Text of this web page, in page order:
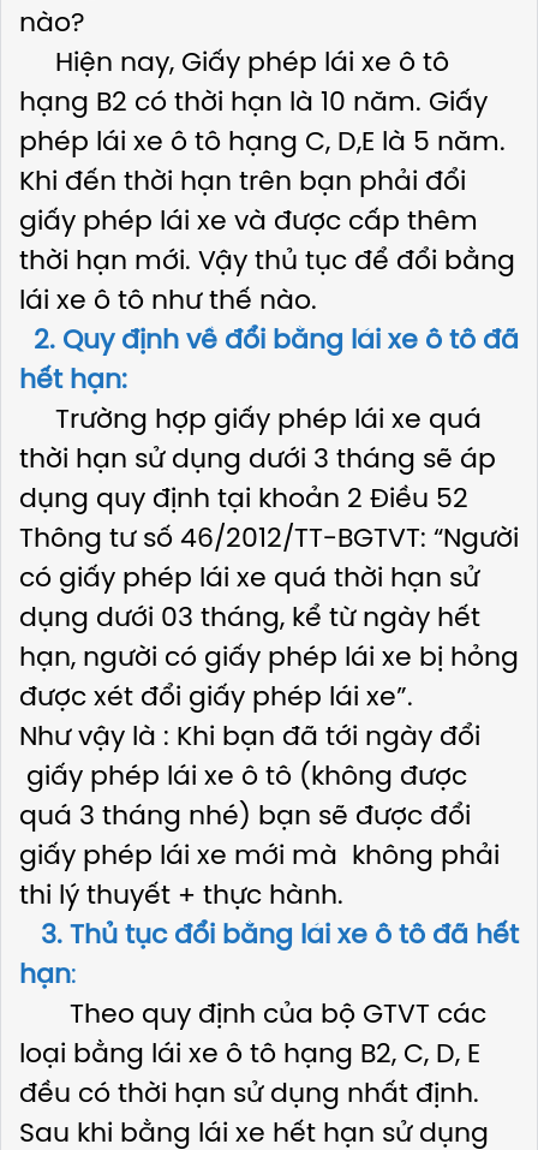
nào?
Hiện nay, Giấy phép lái xe ô tô
hạng B2 có thời hạn là 10 năm. Giấy
phép lái xe ô tô hạng C, D,E là 5 năm.
Khi đến thời hạn trên bạn phải đổi
giấy phép lái xe và được cấp thêm
thời hạn mới. Vậy thủ tục để đổi bằng
lái xe ô tô như thế nào.
2. Quy định về đổi bằng lái xe ô tô đã
hết hạn:
Trường hợp giấy phép lái xe quá
thời hạn sử dụng dưới 3 tháng sẽ áp
dụng quy định tại khoản 2 Điều 52
Thông tư số 46/2012/TT-BGTVT: “Người
có giấy phép lái xe quá thời hạn sử
dụng dưới 03 tháng, kể từ ngày hết
hạn, người có giấy phép lái xe bị hỏng
được xét đổi giấy phép lái xe”.
Như vậy là : Khi bạn đã tới ngày đổi
giấy phép lái xe ô tô (không được
quá 3 tháng nhé) bạn sẽ được đổi
giấy phép lái xe mới mà không phải
thi lý thuyết + thực hành.
3. Thủ tục đổi bằng lái xe ô tô đã hết
hạn:
Theo quy định của bộ GTVT các
loại bằng lái xe ô tô hạng B2, C, D, E
đều có thời hạn sử dụng nhất định.
Sau khi bằng lái xe hết hạn sử dụng